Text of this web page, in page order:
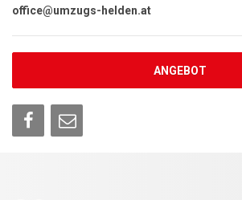
office@umzugs-helden.at
ANGEBOT